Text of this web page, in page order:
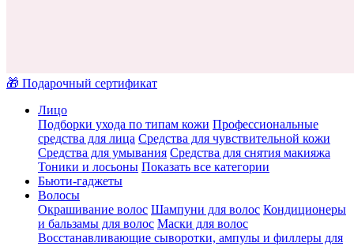
🎁 Подарочный сертификат
Лицо
Подборки ухода по типам кожи Профессиональные
средства для лица Средства для чувствительной кожи
Средства для умывания Средства для снятия макияжа
Тоники и лосьоны Показать все категории
Бьюти-гаджеты
Волосы
Окрашивание волос Шампуни для волос Кондиционеры
и бальзамы для волос Маски для волос
Восстанавливающие сыворотки, ампулы и филлеры для